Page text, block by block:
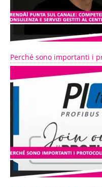
Perché sono importanti i